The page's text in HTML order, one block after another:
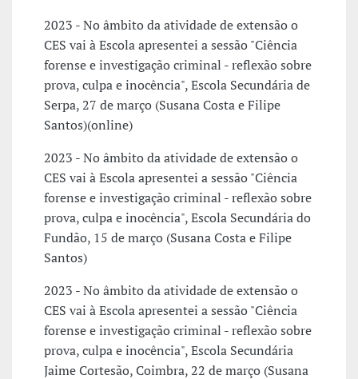
2023 - No âmbito da atividade de extensão o
CES vai à Escola apresentei a sessão "Ciência
forense e investigação criminal - reflexão sobre
prova, culpa e inocência", Escola Secundária de
Serpa, 27 de março (Susana Costa e Filipe
Santos)(online)
2023 - No âmbito da atividade de extensão o
CES vai à Escola apresentei a sessão "Ciência
forense e investigação criminal - reflexão sobre
prova, culpa e inocência", Escola Secundária do
Fundão, 15 de março (Susana Costa e Filipe
Santos)
2023 - No âmbito da atividade de extensão o
CES vai à Escola apresentei a sessão "Ciência
forense e investigação criminal - reflexão sobre
prova, culpa e inocência", Escola Secundária
Jaime Cortesão, Coimbra, 22 de março (Susana